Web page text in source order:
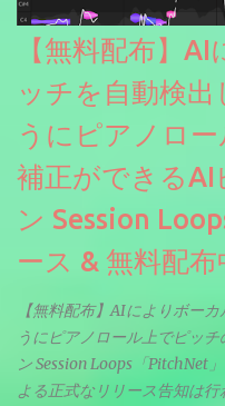
【無料配布】
ッチを自動検
うにピアノロ
補正ができるAI
ン Session
ース & 無料配布
【無料配布】AIによりボー
うにピアノロール上でピッ
ン Session Loops「PitchNet
よる正式なリリース告知は